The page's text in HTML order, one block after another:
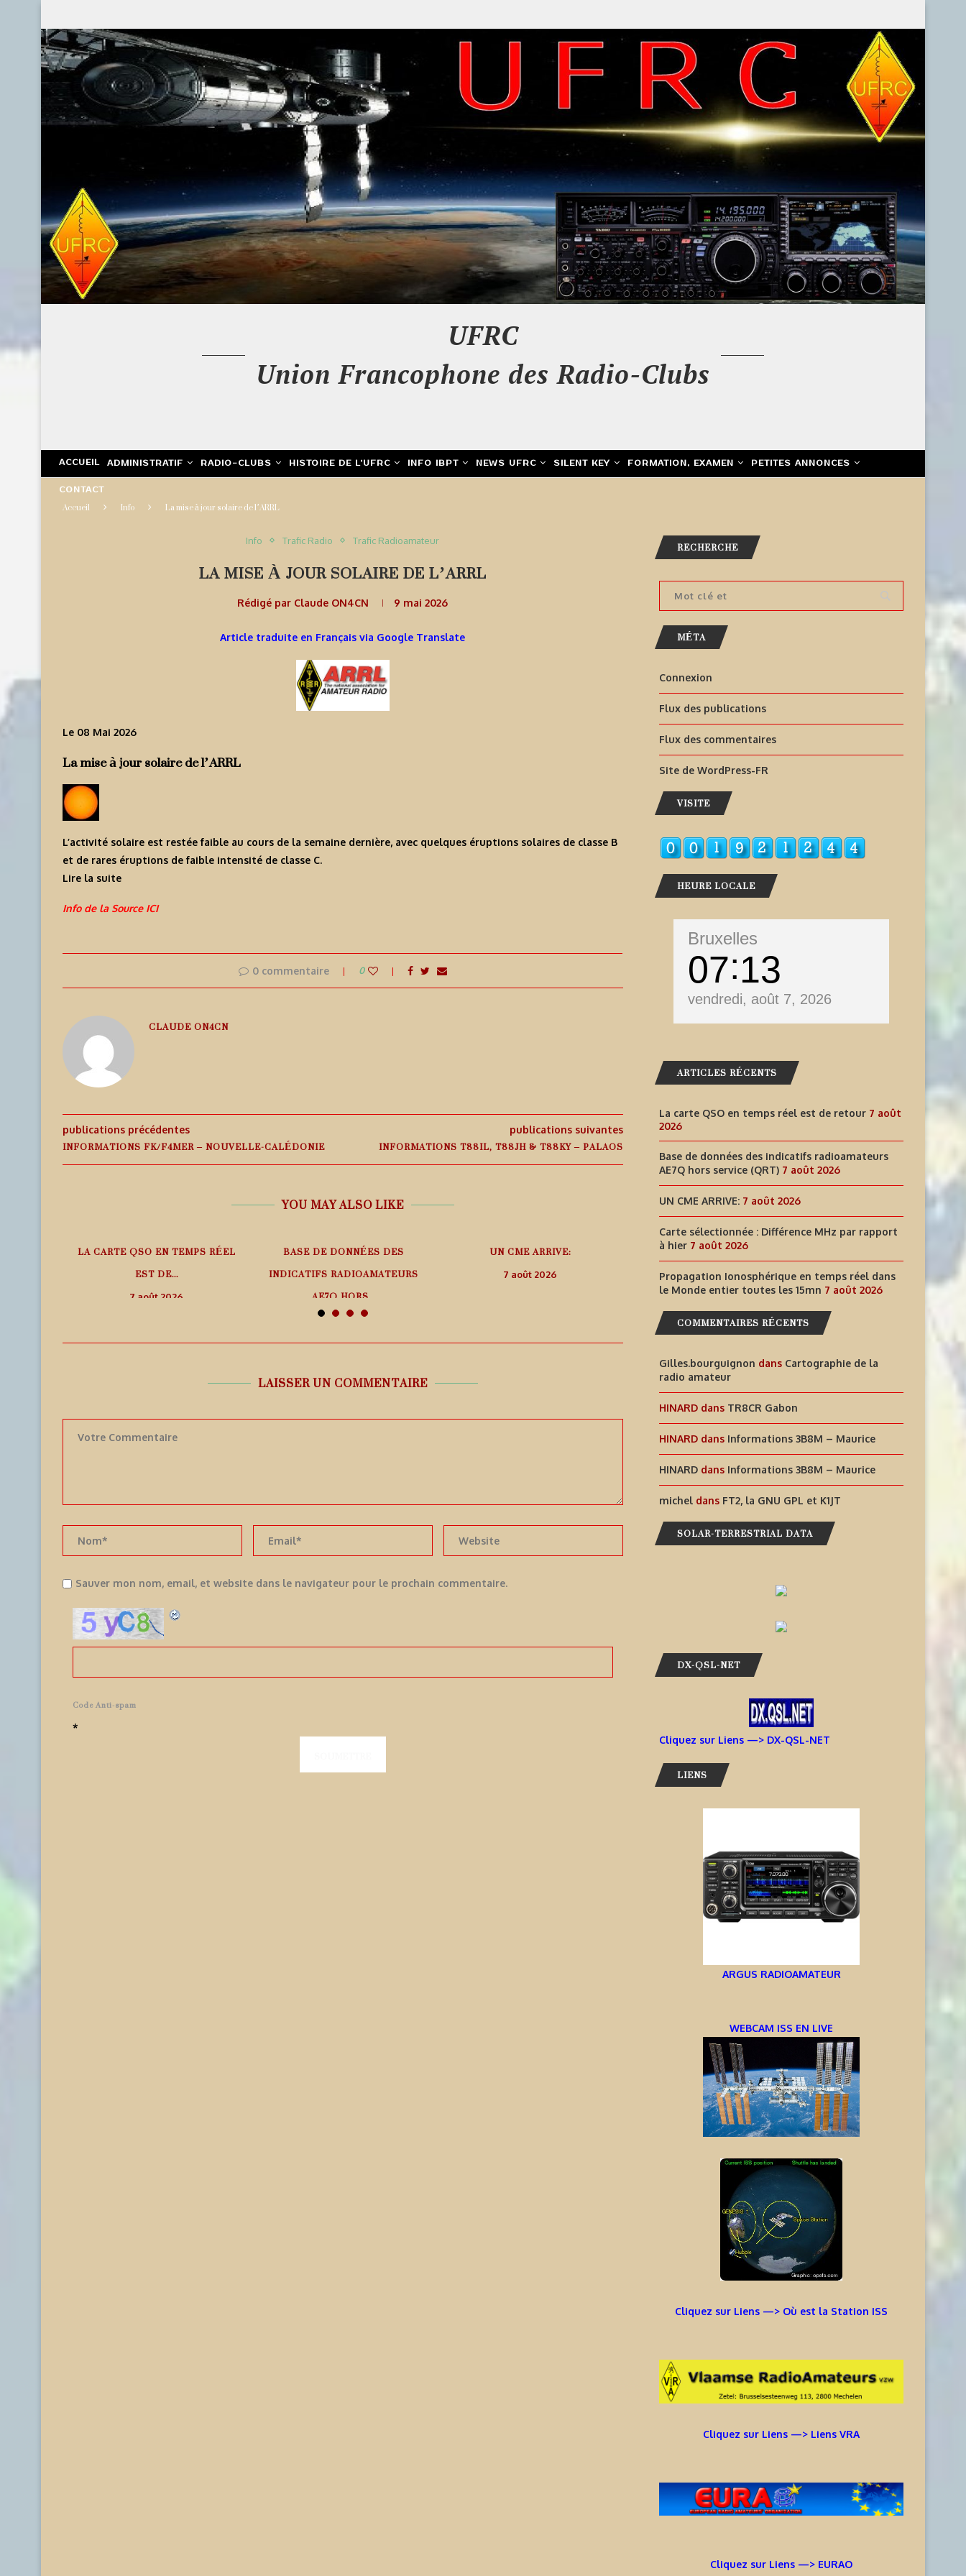
UFRC
Union Francophone des Radio-Clubs
ACCUEIL ADMINISTRATIF RADIO-CLUBS HISTOIRE DE L’UFRC INFO IBPT NEWS UFRC SILENT KEY FORMATION, EXAMEN PETITES ANNONCES
CONTACT
Accueil Info La mise à jour solaire de l’ARRL
Info Trafic Radio Trafic Radioamateur
LA MISE À JOUR SOLAIRE DE L’ARRL
Rédigé par Claude ON4CN 9 mai 2026
Article traduite en Français via Google Translate
Le 08 Mai 2026
La mise à jour solaire de l’ARRL
L’activité solaire est restée faible au cours de la semaine dernière, avec quelques éruptions solaires de classe B
et de rares éruptions de faible intensité de classe C.
Lire la suite
Info de la Source ICI
0 commentaire 0
CLAUDE ON4CN
publications précédentes
INFORMATIONS FK/F4MER – NOUVELLE-CALÉDONIE
publications suivantes
INFORMATIONS T88IL, T88JH & T88KY – PALAOS
YOU MAY ALSO LIKE
LA CARTE QSO EN TEMPS RÉEL
EST DE...
7 août 2026
BASE DE DONNÉES DES
INDICATIFS RADIOAMATEURS
AE7Q HORS...
7 août 2026
UN CME ARRIVE:
7 août 2026
CARTE SÉLECTIONNÉE :
DIFFÉRENCE MHZ PAR RAPPORT
À...
7 août 2026
PROPAGATION
EN TEMPS RÉEL DANS
MONDE...
LAISSER UN COMMENTAIRE
Sauver mon nom, email, et website dans le navigateur pour le prochain commentaire.
Code Anti-spam
*
RECHERCHE
MÉTA
Connexion
Flux des publications
Flux des commentaires
Site de WordPress-FR
VISITE
HEURE LOCALE
Bruxelles
07 13
vendredi, août 7, 2026
ARTICLES RÉCENTS
La carte QSO en temps réel est de retour 7 août
2026
Base de données des indicatifs radioamateurs
AE7Q hors service (QRT) 7 août 2026
UN CME ARRIVE: 7 août 2026
Carte sélectionnée : Différence MHz par rapport
à hier 7 août 2026
Propagation Ionosphérique en temps réel dans
le Monde entier toutes les 15mn 7 août 2026
COMMENTAIRES RÉCENTS
Gilles.bourguignon dans Cartographie de la
radio amateur
HINARD dans TR8CR Gabon
HINARD dans Informations 3B8M – Maurice
HINARD dans Informations 3B8M – Maurice
michel dans FT2, la GNU GPL et K1JT
SOLAR-TERRESTRIAL DATA
DX-QSL-NET
Cliquez sur Liens —> DX-QSL-NET
LIENS
ARGUS RADIOAMATEUR
WEBCAM ISS EN LIVE
Cliquez sur Liens —> Où est la Station ISS
Cliquez sur Liens —> Liens VRA
Cliquez sur Liens —> EURAO